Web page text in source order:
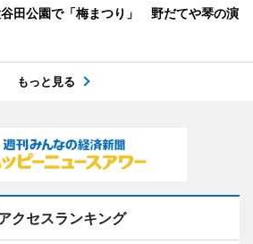
谷田公園で「梅まつり」 野だてや琴の演
もっと見る
クセスランキング